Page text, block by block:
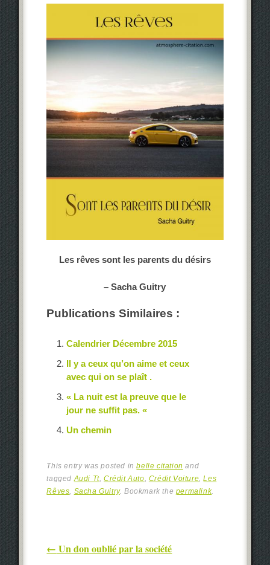
Les rêves sont les parents du désirs
– Sacha Guitry
Publications Similaires :
Calendrier Décembre 2015
Il y a ceux qu’on aime et ceux
avec qui on se plaît .
« La nuit est la preuve que le
jour ne suffit pas. «
Un chemin
This entry was posted inbelle citation and
tagged Audi Tt,Crédit Auto Crédit Voiture ,Les
Rêves Sacha Guitry. Bookmark the permalink.
Post navigation
← Un don oublié par la société